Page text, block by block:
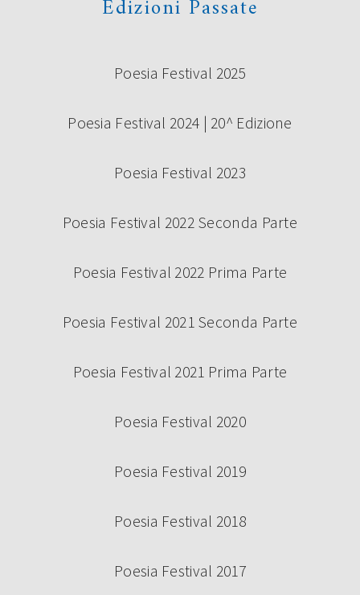
Edizioni Passate
Poesia Festival 2025
Poesia Festival 2024 | 20^ Edizione
Poesia Festival 2023
Poesia Festival 2022 Seconda Parte
Poesia Festival 2022 Prima Parte
Poesia Festival 2021 Seconda Parte
Poesia Festival 2021 Prima Parte
Poesia Festival 2020
Poesia Festival 2019
Poesia Festival 2018
Poesia Festival 2017